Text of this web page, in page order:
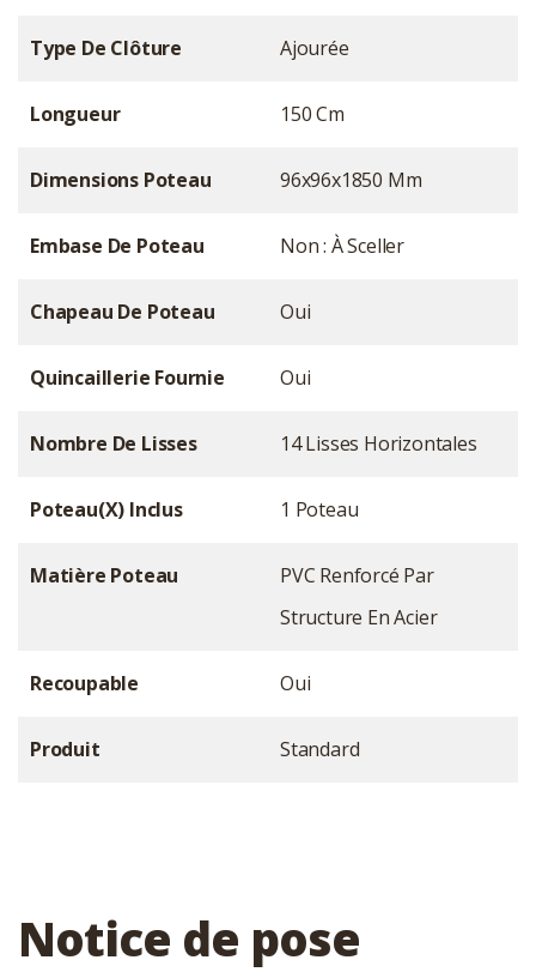
Type De Clôture Ajourée
Longueur 150 Cm
Dimensions Poteau 96x96x1850 Mm
Embase De Poteau Non : À Sceller
Chapeau De Poteau Oui
Quincaillerie Fournie Oui
Nombre De Lisses 14 Lisses Horizontales
Poteau(x) Inclus 1 Poteau
Matière Poteau
PVC Renforcé Par
Structure En Acier
Recoupable Oui
Produit Standard
Notice de pose